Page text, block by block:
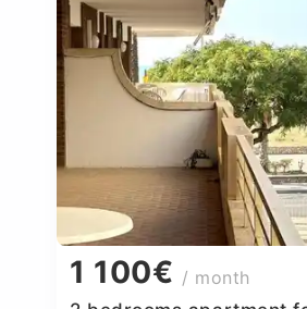
1 100€ / month